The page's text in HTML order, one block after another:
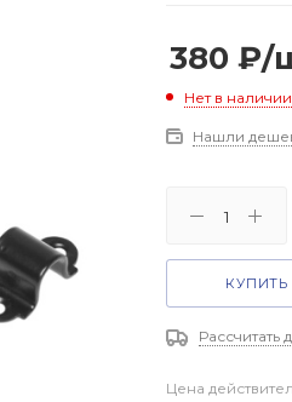
380 ₽/
Нет в наличии
Нашли
КУПИТЬ
Рассчитать
Цена